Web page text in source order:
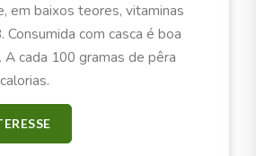
em baixos teores, vitaminas
com casca é boa
cada 100 gramas de pêra